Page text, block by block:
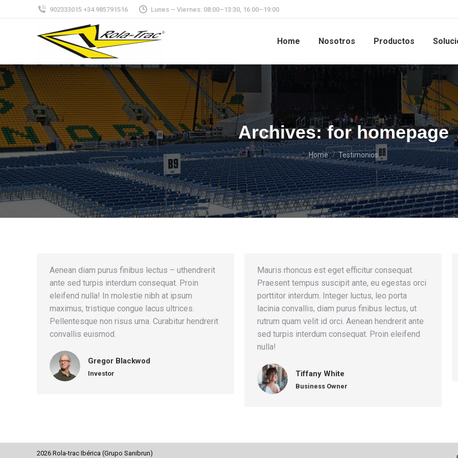
902333015 +34 985791516 Lunes – Viernes: 08:00–13:30, 16:00–19:00
Home Nosotros Productos
Archives:for homepage
You are here:
Home Testimonios
Aenean diam purus finibus lectus – uthendrerit
ante sed turpis interdum consequat. Proin
eleifend nulla! In molestie nibh at ipsum
maximus, tristique congue lacus ultrices.
Pellentesque non risus urna. Curabitur hendrerit
convallis euismod.
Gregor Blackwod
Investor
Mauris rhoncus est eget efficitur consequat.
Praesent tempus suscipit ante, eu egestas orci
porttitor interdum. Integer luctus, leo porta
lacinia convallis, diam purus finibus lectus, ut
rutrum quam velit id orci. Aenean hendrerit ante
sed turpis interdum consequat. Proin eleifend
nulla!
Tiffany White
Business Owner
2026 Rola-trac Ibérica (Grupo Sanibrun)